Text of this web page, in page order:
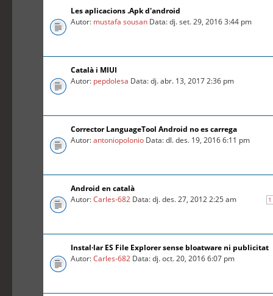
Les aplicacions .Apk d'android
Autor: mustafa sousan Data: dj. set. 29, 2016 3:44 pm
Català i MIUI
Autor: pepdolesa Data: dj. abr. 13, 2017 2:36 pm
Corrector LanguageTool Android no es carrega
Autor:antoniopolonio Data: dl. des. 19, 2016 6:11 pm
Android en català
1
Autor:Carles-682 Data: dj. des. 27, 2012 2:25 am
Instal·lar ES File Explorer sense bloatware ni publicitat
Autor:Carles-682 Data: dj. oct. 20, 2016 6:07 pm